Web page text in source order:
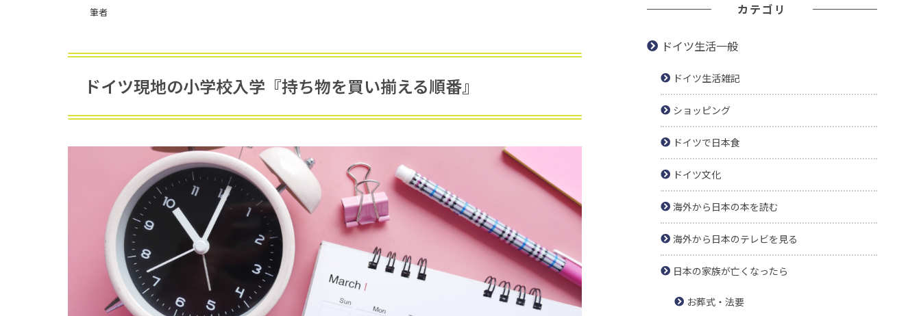
筆者
ドイツ現地の小学校入学『持ち物を買い揃える順番』
カテゴリ
ドイツ生活一般
ドイツ生活雑記
ショッピング
ドイツで日本食
ドイツ文化
海外から日本の本を読む
海外から日本のテレビを見る
日本の家族が亡くなったら
お葬式・法要